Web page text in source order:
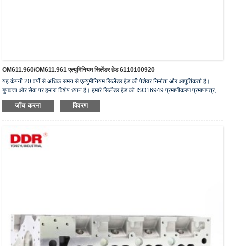
OM611.960/OM611.961 एल्युमिनियम सिलेंडर हेड 6110100920
यह कंपनी 20 वर्षों से अधिक समय से एल्युमीनियम सिलेंडर हेड की पेशेवर निर्माता और आपूर्तिकर्ता है।
गुणवत्ता और सेवा पर हमारा विशेष ध्यान है। हमारे सिलेंडर हेड को ISO16949 प्रमाणीकरण प्रमाणपत्र,
"उच्च सीलिंग सिलेंडर हेड", "सिलेंडर हेड का लंबा जीवन" और अन्य 5 उपयोगी मॉडल पेटेंट प्राप्त हैं।
जाँच करना विवरण